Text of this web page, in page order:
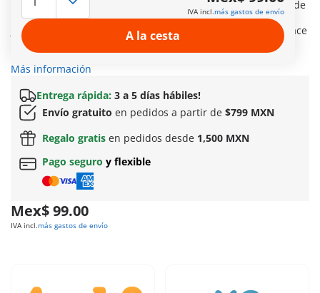
bosque de las hadas para recoger setas. Pero, de repente, de
entre la espesura salta un alegre jubiloso de carácter
juguetón, curioso y lleno de ideas divertidas. Primero no hace
más que distraerla, pero pronto la ayuda a encontrar las
setas más apetecibles.
Más información
Entrega rápida: 3 a 5 días hábiles!
Envío gratuito en pedidos a partir de $799 MXN
Regalo gratis en pedidos desde 1,500 MXN
Pago seguro y flexible
Mex$ 99.00
IVA incl.más gastos de envío
IVA incl.más gastos de envío
A la cesta